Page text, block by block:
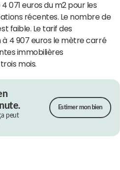
071 euros du m2 pour les
récentes. Le nombre de
faible. Le tarif des
4 907 euros le mètre carré
immobilières
mois.
peut
Estimer mon bien